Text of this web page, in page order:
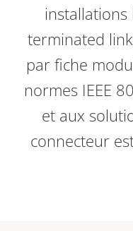
installations
terminated
par fiche
normes IEEE
et aux
connecteur